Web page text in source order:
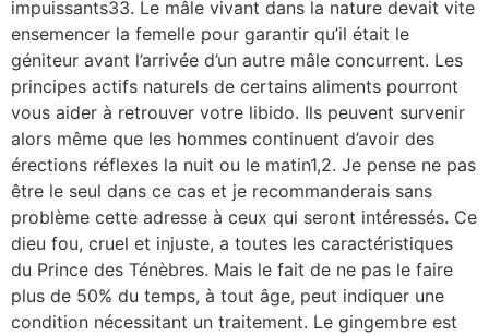
impuissants33. Le mâle vivant dans la nature devait vite
ensemencer la femelle pour garantir qu’il était le
géniteur avant l’arrivée d’un autre mâle concurrent. Les
principes actifs naturels de certains aliments pourront
vous aider à retrouver votre libido. Ils peuvent survenir
alors même que les hommes continuent d’avoir des
érections réflexes la nuit ou le matin1,2. Je pense ne pas
être le seul dans ce cas et je recommanderais sans
problème cette adresse à ceux qui seront intéressés. Ce
dieu fou, cruel et injuste, a toutes les caractéristiques
du Prince des Ténèbres. Mais le fait de ne pas le faire
plus de 50% du temps, à tout âge, peut indiquer une
condition nécessitant un traitement. Le gingembre est